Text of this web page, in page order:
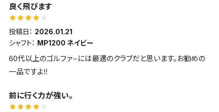
しています。
良く飛びます
投稿日： 2026.01.21
シャフト： MP1200 ネイビー
60代以上のゴルファ−には最適のクラブだと思います。お勧めの
一品ですよ!!
前に行く力が強い。